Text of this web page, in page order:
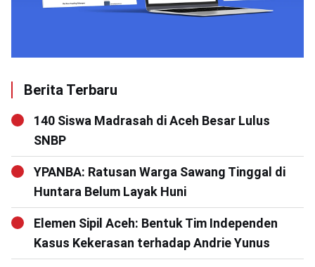
Berita Terbaru
140 Siswa Madrasah di Aceh Besar Lulus
SNBP
YPANBA: Ratusan Warga Sawang Tinggal di
Huntara Belum Layak Huni
Elemen Sipil Aceh: Bentuk Tim Independen
Kasus Kekerasan terhadap Andrie Yunus